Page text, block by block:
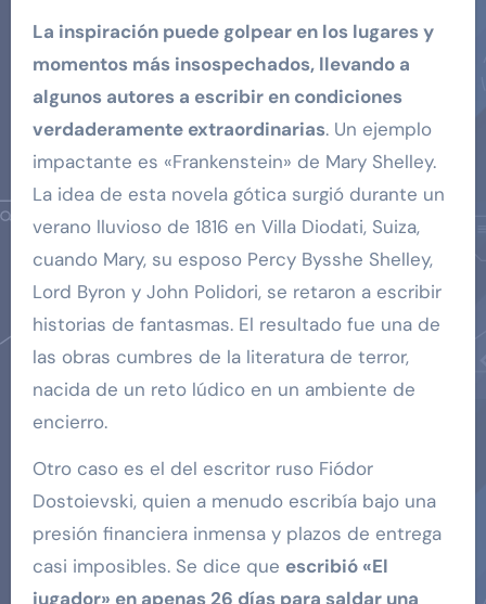
La inspiración puede golpear en los lugares y
momentos más insospechados, llevando a
algunos autores a escribir en condiciones
verdaderamente extraordinarias. Un ejemplo
impactante es «Frankenstein» de Mary Shelley.
La idea de esta novela gótica surgió durante un
verano lluvioso de 1816 en Villa Diodati, Suiza,
cuando Mary, su esposo Percy Bysshe Shelley,
Lord Byron y John Polidori, se retaron a escribir
historias de fantasmas. El resultado fue una de
las obras cumbres de la literatura de terror,
nacida de un reto lúdico en un ambiente de
encierro.
Otro caso es el del escritor ruso Fiódor
Dostoievski, quien a menudo escribía bajo una
presión financiera inmensa y plazos de entrega
casi imposibles. Se dice que escribió «El
jugador» en apenas 26 días para saldar una